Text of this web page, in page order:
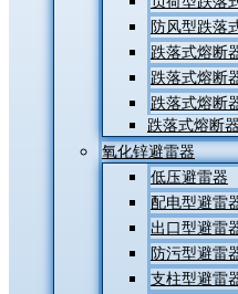
防风型跌落
跌落式熔断
跌落式熔断
跌落式熔断
跌落式熔断
氧化锌避雷器
低压避雷器
配电型避雷
出口型避雷
防污型避雷
支柱型避雷